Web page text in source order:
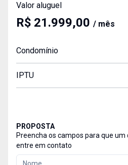
Valor aluguel
R$ 21.999,00 / mês
Condomínio
IPTU
PROPOSTA
Preencha os campos para que
entre em contato